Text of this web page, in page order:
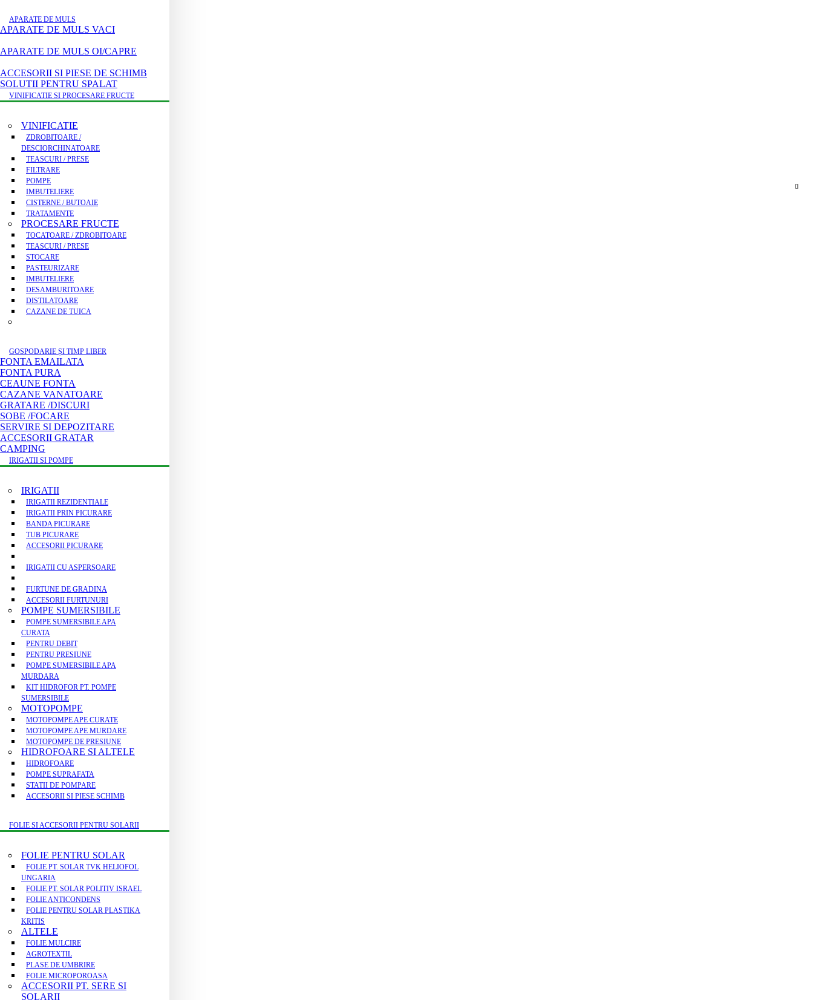
APARATE DE MULS
APARATE DE MULS VACI
APARATE DE MULS OI/CAPRE
ACCESORII SI PIESE DE SCHIMB
SOLUTII PENTRU SPALAT
VINIFICATIE SI PROCESARE FRUCTE
VINIFICATIE
ZDROBITOARE /
DESCIORCHINATOARE
TEASCURI / PRESE
FILTRARE
POMPE
IMBUTELIERE
CISTERNE / BUTOAIE
TRATAMENTE
PROCESARE FRUCTE
TOCATOARE / ZDROBITOARE
TEASCURI / PRESE
STOCARE
PASTEURIZARE
IMBUTELIERE
DESAMBURITOARE
DISTILATOARE
CAZANE DE TUICA
GOSPODARIE ȘI TIMP LIBER
FONTA EMAILATA
FONTA PURA
CEAUNE FONTA
CAZANE VANATOARE
GRATARE /DISCURI
SOBE /FOCARE
SERVIRE SI DEPOZITARE
ACCESORII GRATAR
CAMPING
IRIGATII SI POMPE
IRIGATII
IRIGATII REZIDENTIALE
IRIGATII PRIN PICURARE
BANDA PICURARE
TUB PICURARE
ACCESORII PICURARE
IRIGATII CU ASPERSOARE
FURTUNE DE GRADINA
ACCESORII FURTUNURI
POMPE SUMERSIBILE
POMPE SUMERSIBILE APA
CURATA
PENTRU DEBIT
PENTRU PRESIUNE
POMPE SUMERSIBILE APA
MURDARA
KIT HIDROFOR PT. POMPE
SUMERSIBILE
MOTOPOMPE
MOTOPOMPE APE CURATE
MOTOPOMPE APE MURDARE
MOTOPOMPE DE PRESIUNE
HIDROFOARE SI ALTELE
HIDROFOARE
POMPE SUPRAFATA
STATII DE POMPARE
ACCESORII SI PIESE SCHIMB
FOLIE SI ACCESORII PENTRU SOLARII
FOLIE PENTRU SOLAR
FOLIE PT. SOLAR TVK HELIOFOL
UNGARIA
FOLIE PT. SOLAR POLITIV ISRAEL
FOLIE ANTICONDENS
FOLIE PENTRU SOLAR PLASTIKA
KRITIS
ALTELE
FOLIE MULCIRE
AGROTEXTIL
PLASE DE UMBRIRE
FOLIE MICROPOROASA
ACCESORII PT. SERE SI
SOLARII